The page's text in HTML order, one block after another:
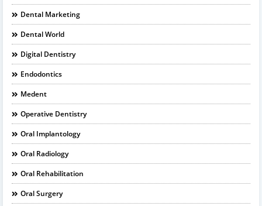
Dental Marketing
Dental World
Digital Dentistry
Endodontics
Medent
Operative Dentistry
Oral Implantology
Oral Radiology
Oral Rehabilitation
Oral Surgery